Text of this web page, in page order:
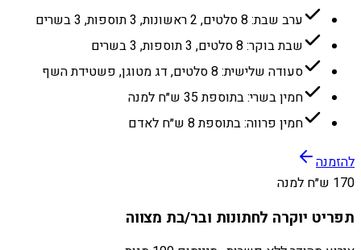
ערב שבת: 8 סלטים, 2 ראשונות, 3 תוספות, 3 בשרים
שבת בוקר: 8 סלטים, 3 תוספות, 3 בשרים
סעודה שלישית: 8 סלטים, דג מטוגן, פשטידת השף
חמין בשרי: בתוספת 35 ש״ח למנה
חמין פרווה: בתוספת 8 ש״ח לאדם
להזמנה
170 ש״ח למנה
תפריט יוקרה לחתונות ובר/בת מצווה